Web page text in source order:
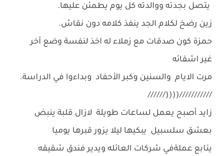
يتصل بجدته ووالدته كل يوم يطمئن عليها.
زين رضخ لكلام الجد ينفذ كلامه دون نقاش.
حمزة كون صدقات مع زملاء له اخذ لنفسة وضع أخر
غير اشقائه
مرت الايام والسنين وكبر الأحفاد وبداءوا في الدراسة.
///////////((((//////
زايد أصبح يعمل لساعات طويلة لازال قلبة ينبض
بعشق سلسبيل يبكيها ليلا يزور قبرها يوميا
يتابع عملةفي شركات العائله ويدير فندق شقيقه